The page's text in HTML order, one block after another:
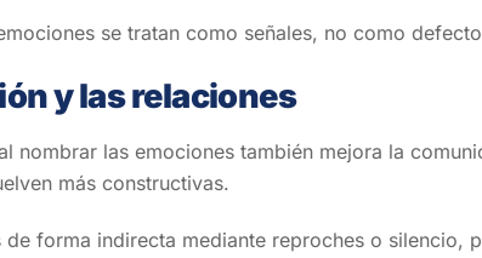
se tratan como señales, no como
y las relaciones
nombrar las emociones también mejora la
más constructivas.
forma indirecta mediante reproches o silencio,